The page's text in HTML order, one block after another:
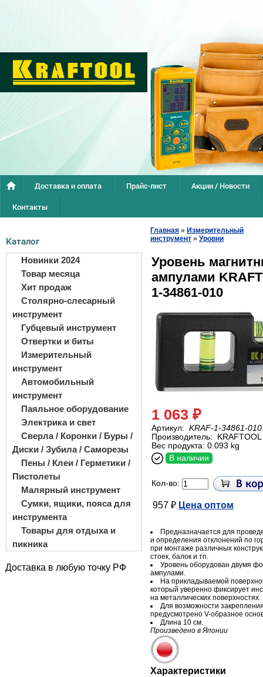
Доставка и оплата Прайс-лист
Акции / Новости
Контакты
Каталог
Новинки 2024
Товар месяца
Хит продаж
Столярно-слесарный
инструмент
Губцевый инструмент
Отвертки и биты
Измерительный
инструмент
Автомобильный
инструмент
Паяльное оборудование
Электрика и свет
Сверла / Коронки / Буры /
Диски / Зубила / Саморезы
Пены / Клеи / Герметики /
Пистолеты
Малярный инструмент
Сумки, ящики, пояса для
инструмента
Товары для отдыха и
пикника
Доставка в любую точку РФ
Главная » Измерительный
инструмент » Уровни
Уровень
ампулами
1-34861-010
1 063 ₽
Артикул: KRAF-1-34861-010
Производитель:
KRAFTOOL
Вес продукта: 0.093 kg
В наличии
Кол-во:
957 ₽ Цена оптом
Предназначается для
и определения отклонений по
при монтаже различных
стоек, балок и тп.
Уровень оборудован двумя
ампулами.
На прикладываемой
который уверенно фиксирует
на металлических поверхностях.
Для возможности
предусмотрено V-образное
Длина 10 см.
Произведено вЯпонии
Характеристики